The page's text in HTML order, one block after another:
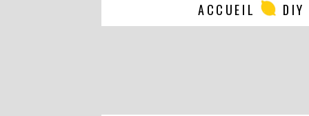
ACCUEIL DIY